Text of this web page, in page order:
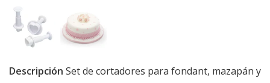
Descripción Set de cortadores para fondant, mazapán y